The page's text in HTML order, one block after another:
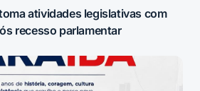
atividades legislativas com
recesso parlamentar